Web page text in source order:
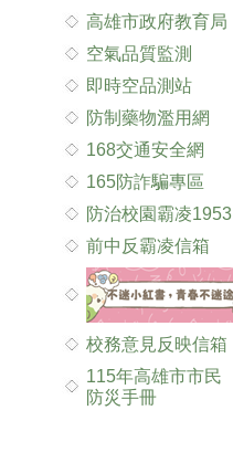
高雄市政府教育局
空氣品質監測
即時空品測站
防制藥物濫用網
168交通安全網
165防詐騙專區
防治校園霸凌1953
前中反霸凌信箱
校務意見反映信箱
115年高雄市市民
防災手冊